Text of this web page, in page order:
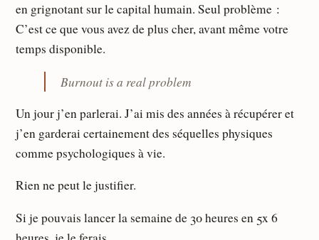
en grignotant sur le capital humain. Seul problème :
C’est ce que vous avez de plus cher, avant même votre
temps disponible.
Burnout is a real problem
Un jour j’en parlerai. J’ai mis des années à récupérer et
j’en garderai certainement des séquelles physiques
comme psychologiques à vie.
Rien ne peut le justifier.
Si je pouvais lancer la semaine de 30 heures en 5x 6